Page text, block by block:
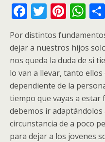
F
ac
e
b
o
o
k
T
itt
er
Pi
nt
er
e
st
W
at
s
A
p
p
Por distintos
dejar a nuestros hijos
nos queda la duda de si
lo van a llevar, tanto
dependiente de la
tiempo que vayas a estar
debemos ir adaptándolos
circunstancia de a poco
para dejar a los jovenes